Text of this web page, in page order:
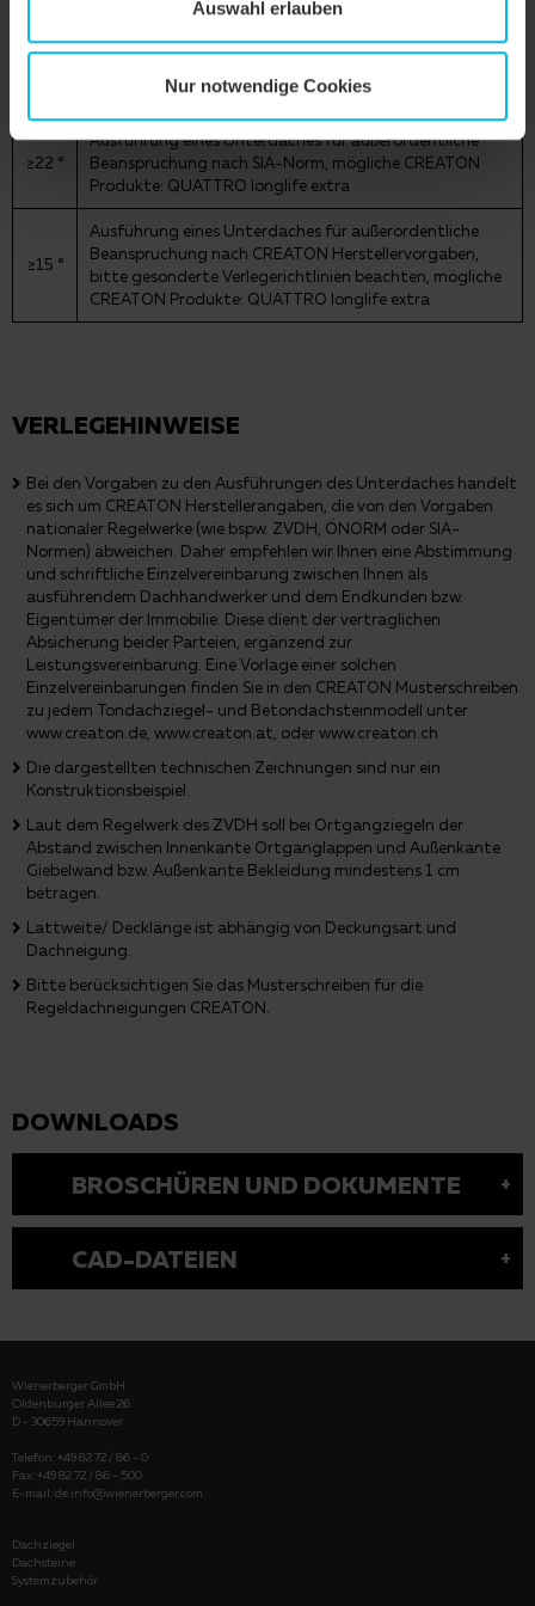
Auswahl erlauben
Nur notwendige Cookies
≥25 °
Beanspruchung nach SIA-Norm, mögliche CREATON
extra, TRIO longlife extra, QUATTRO longlife extra
≥22 °
Ausführung eines Unterdaches für außerordentliche
Beanspruchung nach SIA-Norm, mögliche CREATON
Produkte: QUATTRO longlife extra
≥15 °
Ausführung eines Unterdaches für außerordentliche
Beanspruchung nach CREATON Herstellervorgaben,
bitte gesonderte Verlegerichtlinien beachten, mögliche
CREATON Produkte: QUATTRO longlife extra
VERLEGEHINWEISE
Bei den Vorgaben zu den Ausführungen des Unterdaches handelt
es sich um CREATON Herstellerangaben, die von den Vorgaben
nationaler Regelwerke (wie bspw. ZVDH, ÖNORM oder SIA-
Normen) abweichen. Daher empfehlen wir Ihnen eine Abstimmung
und schriftliche Einzelvereinbarung zwischen Ihnen als
ausführendem Dachhandwerker und dem Endkunden bzw.
Eigentümer der Immobilie. Diese dient der vertraglichen
Absicherung beider Parteien, ergänzend zur
Leistungsvereinbarung. Eine Vorlage einer solchen
Einzelvereinbarungen finden Sie in den CREATON Musterschreiben
zu jedem Tondachziegel- und Betondachsteinmodell unter
www.creaton.de, www.creaton.at, oder www.creaton.ch
Die dargestellten technischen Zeichnungen sind nur ein
Konstruktionsbeispiel.
Laut dem Regelwerk des ZVDH soll bei Ortgangziegeln der
Abstand zwischen Innenkante Ortganglappen und Außenkante
Giebelwand bzw. Außenkante Bekleidung mindestens 1 cm
betragen.
Lattweite/ Decklänge ist abhängig von Deckungsart und
Dachneigung.
Bitte berücksichtigen Sie das Musterschreiben für die
Regeldachneigungen CREATON.
DOWNLOADS
BROSCHÜREN UND DOKUMENTE
CAD-DATEIEN
Wienerberger GmbH
Oldenburger Allee 26
D - 30659 Hannover
Telefon: +49 82 72 / 86 - 0
Fax: +49 82 72 / 86 - 500
E-mail: de.info@wienerberger.com
Dachziegel
Dachsteine
Systemzubehör